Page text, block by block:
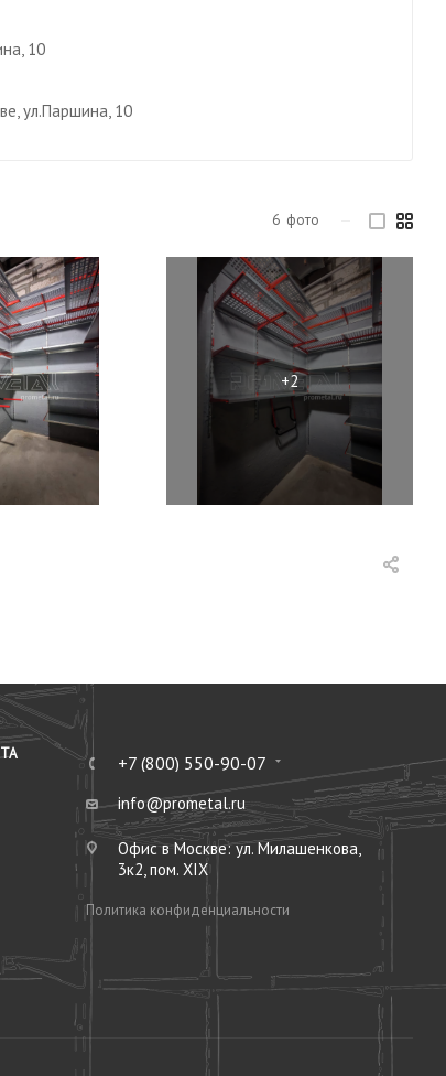
10
ул.Паршина, 10
6 фото
+7 (800) 550-90-07
info@prometal.ru
Офис в Москве: ул. Милашенкова,
3к2, пом. XIX
Политика конфиденциальности